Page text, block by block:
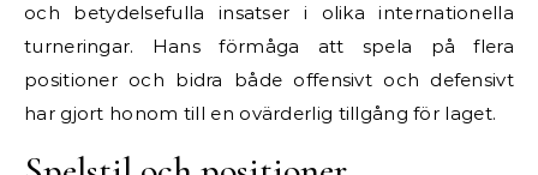
och betydelsefulla insatser i olika internationella
turneringar. Hans förmåga att spela på flera
positioner och bidra både offensivt och defensivt
har gjort honom till en ovärderlig tillgång för laget.